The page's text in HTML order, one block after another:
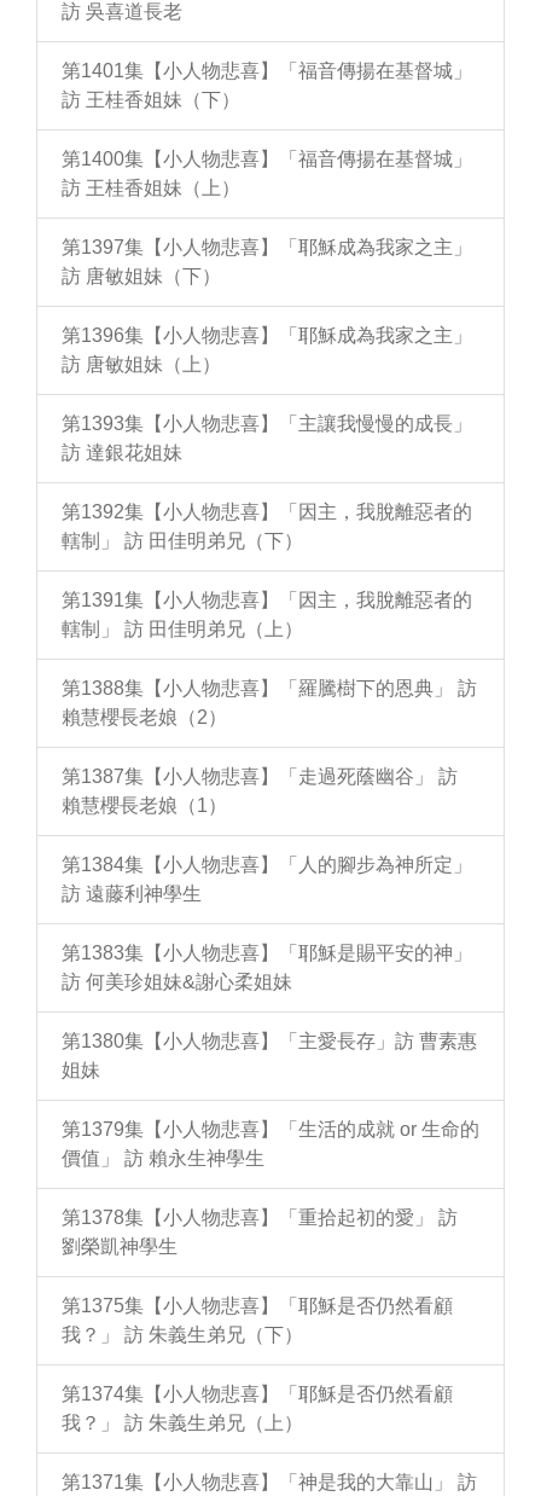
訪 吳喜道長老
第1401集【小人物悲喜】「福音傳揚在基督城」
訪 王桂香姐妹（下）
第1400集【小人物悲喜】「福音傳揚在基督城」
訪 王桂香姐妹（上）
第1397集【小人物悲喜】「耶穌成為我家之主」
訪 唐敏姐妹（下）
第1396集【小人物悲喜】「耶穌成為我家之主」
訪 唐敏姐妹（上）
第1393集【小人物悲喜】「主讓我慢慢的成長」
訪 達銀花姐妹
第1392集【小人物悲喜】「因主，我脫離惡者的
轄制」 訪 田佳明弟兄（下）
第1391集【小人物悲喜】「因主，我脫離惡者的
轄制」 訪 田佳明弟兄（上）
第1388集【小人物悲喜】「羅騰樹下的恩典」 訪
賴慧櫻長老娘（2）
第1387集【小人物悲喜】「走過死蔭幽谷」 訪
賴慧櫻長老娘（1）
第1384集【小人物悲喜】「人的腳步為神所定」
訪 遠藤利神學生
第1383集【小人物悲喜】「耶穌是賜平安的神」
訪 何美珍姐妹&謝心柔姐妹
第1380集【小人物悲喜】「主愛長存」訪 曹素惠
姐妹
第1379集【小人物悲喜】「生活的成就 or 生命的
價值」 訪 賴永生神學生
第1378集【小人物悲喜】「重拾起初的愛」 訪
劉榮凱神學生
第1375集【小人物悲喜】「耶穌是否仍然看顧
我？」 訪 朱義生弟兄（下）
第1374集【小人物悲喜】「耶穌是否仍然看顧
我？」 訪 朱義生弟兄（上）
第1371集【小人物悲喜】「神是我的大靠山」 訪